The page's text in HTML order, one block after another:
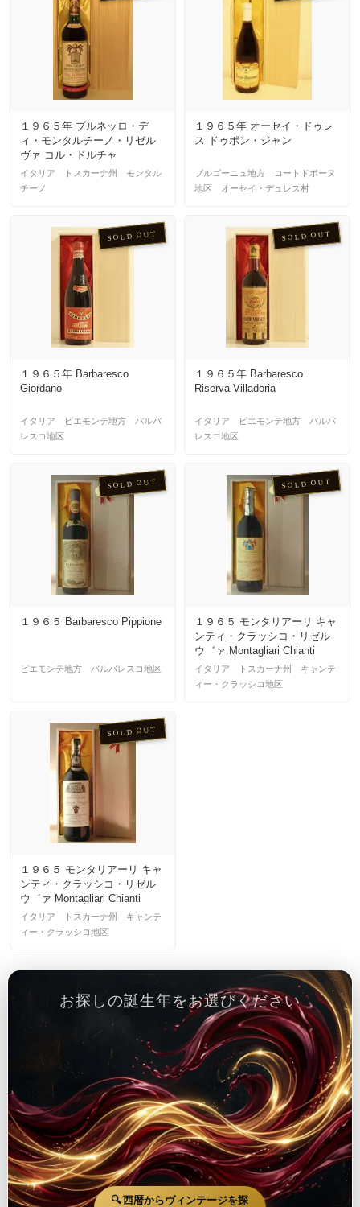
１９６５年 ブルネッロ・デ
ィ・モンタルチーノ・リゼル
ヴァ コル・ドルチャ
イタリア トスカーナ州 モンタル
チーノ
１９６５年 オーセイ・ドゥレ
ス ドゥポン・ジャン
ブルゴーニュ地方 コートドボーヌ
地区 オーセイ・デュレス村
SOLD OUT
１９６５年 Barbaresco
Giordano
イタリア ピエモンテ地方 バルバ
レスコ地区
SOLD OUT
１９６５年 Barbaresco
Riserva Villadoria
イタリア ピエモンテ地方 バルバ
レスコ地区
SOLD OUT
１９６５ Barbaresco Pippione
ピエモンテ地方 バルバレスコ地区
SOLD OUT
１９６５ モンタリアーリ キャ
ンティ・クラッシコ・リゼル
ウ゛ァ Montagliari Chianti
Classico Riserva
イタリア トスカーナ州 キャンテ
ィー・クラッシコ地区
SOLD OUT
１９６５ モンタリアーリ キャ
ンティ・クラッシコ・リゼル
ウ゛ァ Montagliari Chianti
Classico Riserva
イタリア トスカーナ州 キャンテ
ィー・クラッシコ地区
お探しの誕生年をお選びください
🔍 西暦からヴィンテージを探